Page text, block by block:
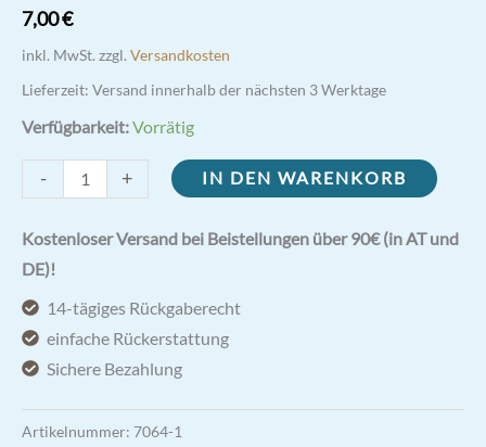
7,00€
inkl. MwSt. zzgl. Versandkosten
Lieferzeit: Versand innerhalb der nächsten 3 Werktage
Verfügbarkeit:Vorrätig
-
vergoldetes
Benediktkreuz
5cm
Anhänger
Menge
+ IN DEN WARENKORB
Kostenloser Versand bei Beistellungen über 90€ (in AT und
DE)!
14-tägiges Rückgaberecht
einfache Rückerstattung
Sichere Bezahlung
Artikelnummer: 7064-1